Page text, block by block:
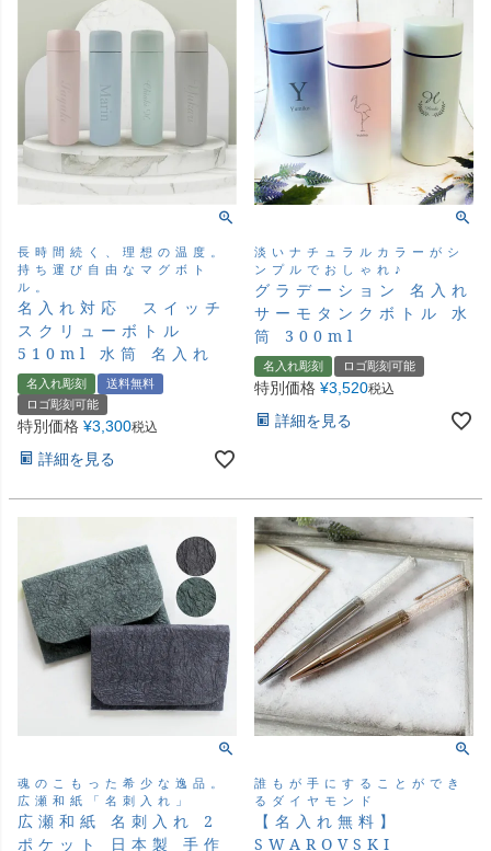
長時間続く、理想の温度。
持ち運び自由なマグボト
ル。
名入れ対応 スイッチ
スクリューボトル
510ml 水筒 名入れ
名入れ彫刻
送料無料
ロゴ彫刻可能
特別価格 ¥3,300税込
詳細を見る
淡いナチュラルカラーがシ
ンプルでおしゃれ♪
グラデーション 名入れ
サーモタンクボトル 水
筒 300ml
名入れ彫刻 ロゴ彫刻可能
特別価格 ¥3,520税込
詳細を見る
魂のこもった希少な逸品。
広瀬和紙「名刺入れ」
広瀬和紙 名刺入れ 2
ポケット 日本製 手作
誰もが手にすることができ
るダイヤモンド
【名入れ無料】
SWAROVSKI